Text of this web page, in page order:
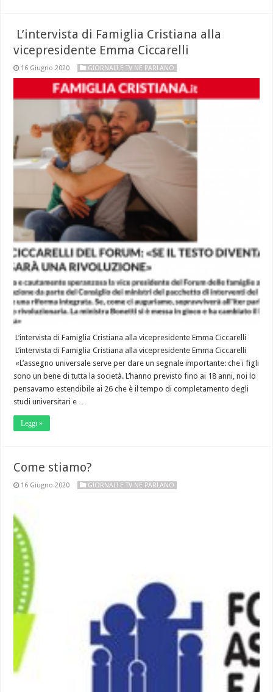
L’intervista di Famiglia Cristiana alla
vicepresidente Emma Ciccarelli
16 Giugno 2020 GIORNALI E TV NE PARLANO
L’intervista di Famiglia Cristiana alla vicepresidente Emma Ciccarelli
L’intervista di Famiglia Cristiana alla vicepresidente Emma Ciccarelli
«L’assegno universale serve per dare un segnale importante: che i figli
sono un bene di tutta la società. L’hanno previsto fino ai 18 anni, noi lo
pensavamo estendibile ai 26 che è il tempo di completamento degli
studi universitari e …
Leggi »
Come stiamo?
16 Giugno 2020 GIORNALI E TV NE PARLANO